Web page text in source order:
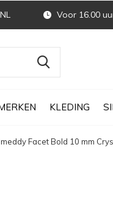
KLEDING
Voor 16.00
Facet Bold 10 mm